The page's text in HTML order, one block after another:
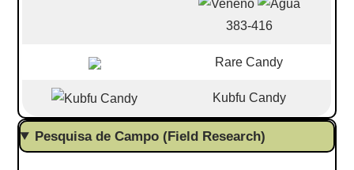
383-416
Rare Candy
Kubfu Candy
Pesquisa de Campo (Field Research)